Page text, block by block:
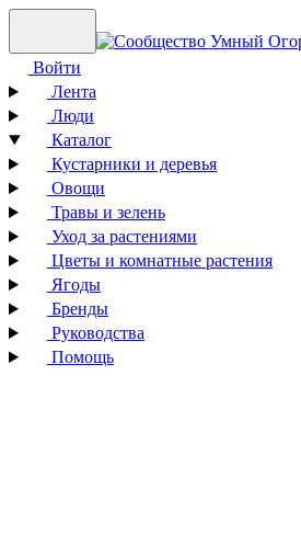
Войти
Лента
Люди
Каталог
Кустарники и деревья
Овощи
Травы и зелень
Уход за растениями
Цветы и комнатные растения
Ягоды
Бренды
Руководства
Помощь